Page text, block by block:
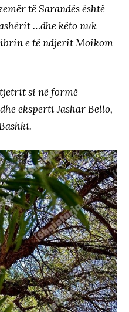
të Sarandës është
…dhe këto nuk
e të ndjerit Moikom
si në formë
eksperti Jashar Bello,